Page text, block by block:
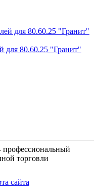
для 80.60.25 "Гранит"
торговли
сайта